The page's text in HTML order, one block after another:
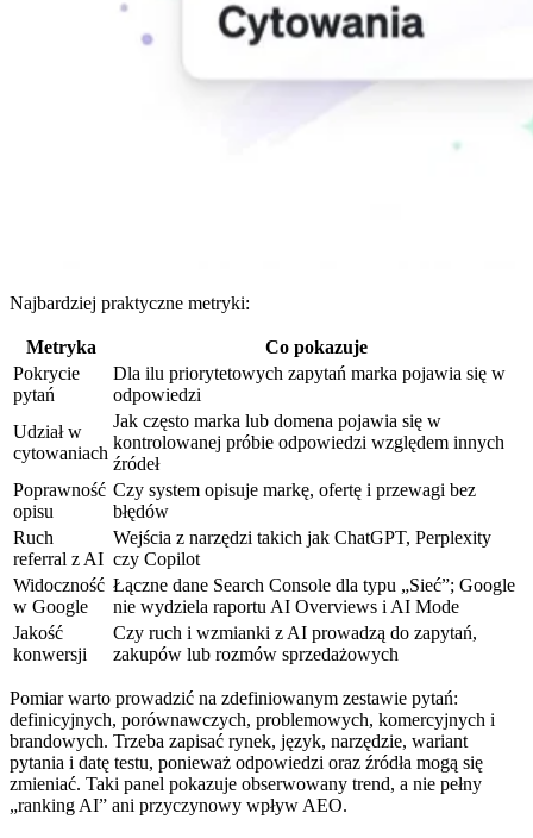
Najbardziej praktyczne metryki:
Metryka
Co pokazuje
Pokrycie
pytań
Dla ilu priorytetowych zapytań marka pojawia się w
odpowiedzi
Udział w
cytowaniach
Jak często marka lub domena pojawia się w
kontrolowanej próbie odpowiedzi względem innych
źródeł
Poprawność
opisu
Czy system opisuje markę, ofertę i przewagi bez
błędów
Ruch
referral z AI
Wejścia z narzędzi takich jak ChatGPT, Perplexity
czy Copilot
Widoczność
w Google
Łączne dane Search Console dla typu „Sieć”; Google
nie wydziela raportu AI Overviews i AI Mode
Jakość
konwersji
Czy ruch i wzmianki z AI prowadzą do zapytań,
zakupów lub rozmów sprzedażowych
Pomiar warto prowadzić na zdefiniowanym zestawie pytań:
definicyjnych, porównawczych, problemowych, komercyjnych i
brandowych. Trzeba zapisać rynek, język, narzędzie, wariant
pytania i datę testu, ponieważ odpowiedzi oraz źródła mogą się
zmieniać. Taki panel pokazuje obserwowany trend, a nie pełny
„ranking AI” ani przyczynowy wpływ AEO.